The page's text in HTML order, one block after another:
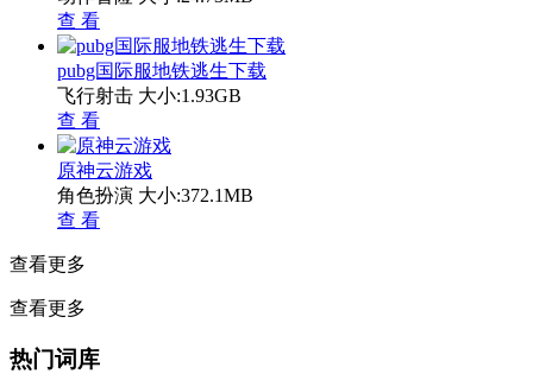
查 看
pubg国际服地铁逃生下载
飞行射击 大小:1.93GB
查 看
原神云游戏
角色扮演 大小:372.1MB
查 看
查看更多
查看更多
热门词库